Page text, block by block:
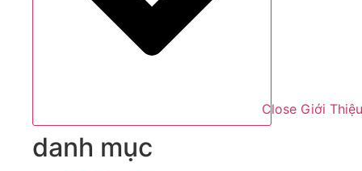
Close Giới Thiệu
danh mục